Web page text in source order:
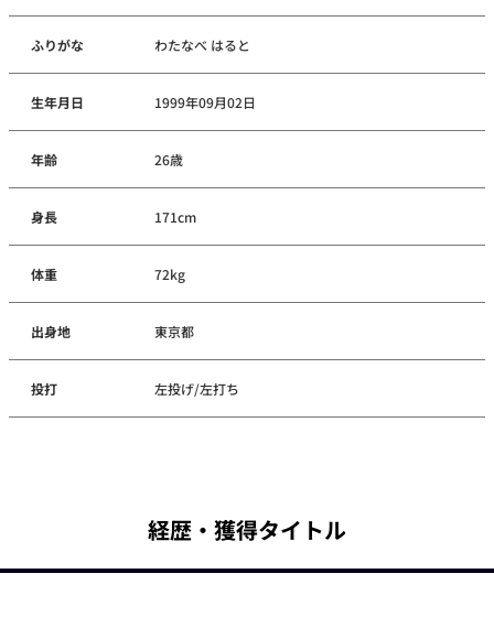
ふりがな わたなべ はると
生年月日 1999年09月02日
年齢 26歳
身長 171cm
体重 72kg
出身地 東京都
投打 左投げ/左打ち
経歴・獲得タイトル